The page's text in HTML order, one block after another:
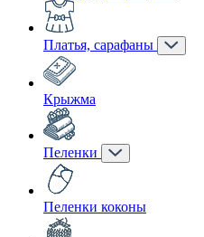
Платья, сарафаны
Крыжма
Пеленки
Пеленки коконы